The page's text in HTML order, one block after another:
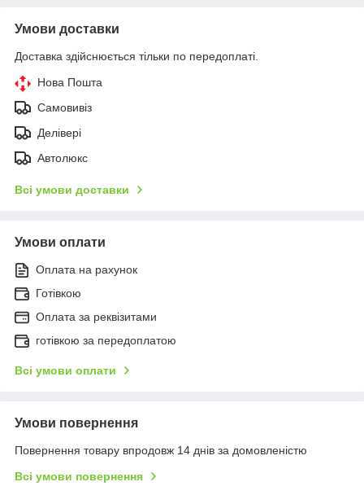
Умови доставки
Доставка здійснюється тільки по передоплаті.
Нова Пошта
Самовивіз
Делівері
Автолюкс
Всі умови доставки
Умови оплати
Оплата на рахунок
Готівкою
Оплата за реквізитами
готівкою за передоплатою
Всі умови оплати
Умови повернення
Повернення товару впродовж 14 днів за домовленістю
Всі умови повернення